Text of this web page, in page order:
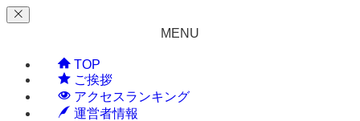
MENU
TOP
ご挨拶
アクセスランキング
運営者情報